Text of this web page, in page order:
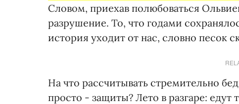
Словом, приехав полюбоваться
разрушение. То, что годами
история уходит от нас, словно песок
На что рассчитывать стремительно
просто - защиты? Лето в разгаре: